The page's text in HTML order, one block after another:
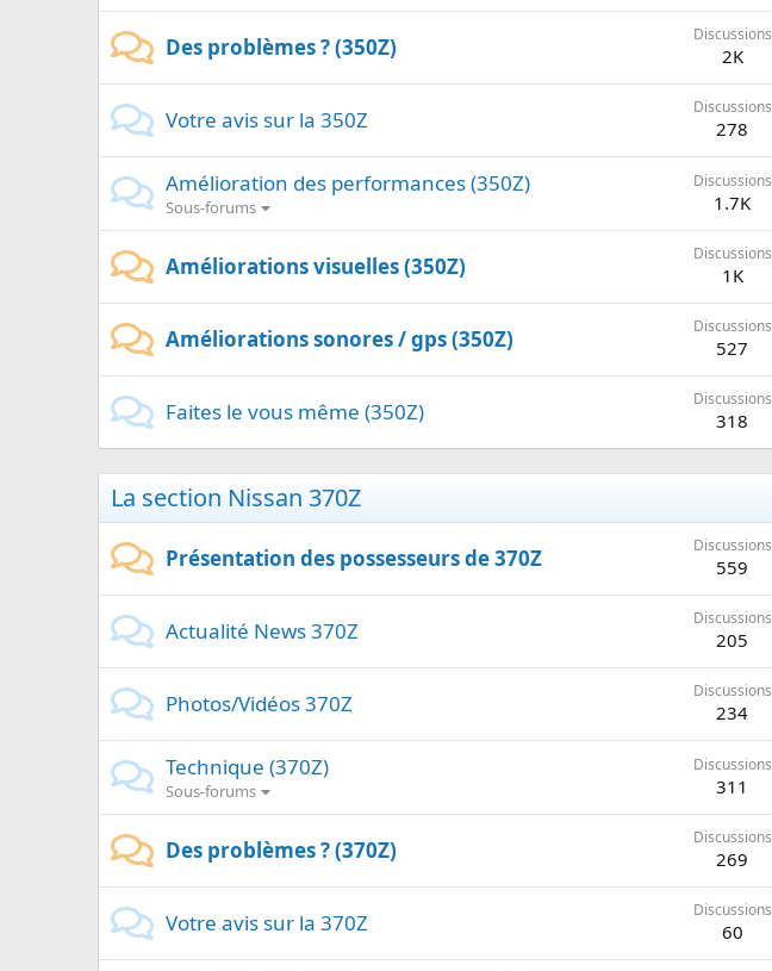
Des problèmes ? (350Z) Discussions
2K
Votre avis sur la 350Z Discussions
278
Amélioration des performances (350Z)
Sous-forums
Discussions
1.7K
Améliorations visuelles (350Z) Discussions
1K
Améliorations sonores / gps (350Z) Discussions
527
Faites le vous même (350Z) Discussions
318
La section Nissan 370Z
Présentation des possesseurs de 370Z Discussions
559
Actualité News 370Z Discussions
205
Photos/Vidéos 370Z Discussions
234
Technique (370Z)
Sous-forums
Discussions
311
Des problèmes ? (370Z) Discussions
269
Votre avis sur la 370Z Discussions
60